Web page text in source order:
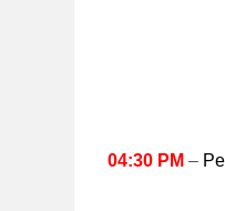
04:30 PM –